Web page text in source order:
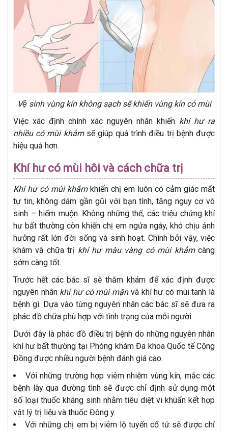
Vệ sinh vùng kín không sạch sẽ khiến vùng kín có mùi
Việc xác định chính xác nguyên nhân khiến khí hư ra
nhiều có mùi khắmsẽ giúp quá trình điều trị bệnh được
hiệu quả hơn.
Khí hư có mùi hôi và cách chữa trị
Khí hư có mùi khắm khiến chị em luôn có cảm giác mất
tự tin, không dám gần gũi với bạn tình, tăng nguy cơ vô
sinh – hiếm muộn. Không những thế, các triệu chứng khí
hư bất thường còn khiến chị em ngứa ngáy, khó chịu ảnh
hưởng rất lớn đời sống và sinh hoạt. Chính bởi vậy, việc
khám và chữa trị khí hư màu vàng có mùi khắmcàng
sớm càng tốt.
Trước hết các bác sĩ sẽ thăm khám để xác định được
nguyên nhân khí hư có mùi mặnvà khí hư có mùi tanh là
bệnh gì. Dựa vào từng nguyên nhân các bác sĩ sẽ đưa ra
phác đồ chữa phù hợp với tình trạng của mỗi người.
Dưới đây là phác đồ điều trị bệnh do những nguyên nhân
khí hư bất thường tại Phòng khám Đa khoa Quốc tế Cộng
Đồng được nhiều người bệnh đánh giá cao.
Với những trường hợp viêm nhiễm vùng kín, mắc các
bệnh lây qua đường tình sẽ được chỉ định sử dụng một
số loại thuốc kháng sinh nhằm tiêu diệt vi khuẩn kết hợp
vật lý trị liệu và thuốc Đông y.
Với những chị em bị viêm lộ tuyến cổ tử sẽ được chỉ